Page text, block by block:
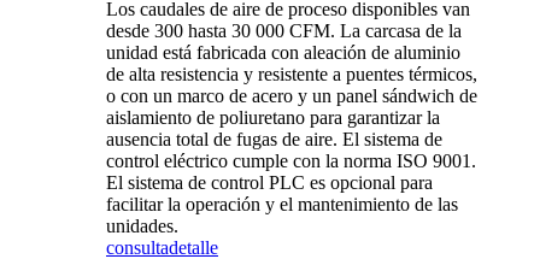
Los caudales de aire de proceso disponibles van
desde 300 hasta 30 000 CFM. La carcasa de la
unidad está fabricada con aleación de aluminio
de alta resistencia y resistente a puentes térmicos,
o con un marco de acero y un panel sándwich de
aislamiento de poliuretano para garantizar la
ausencia total de fugas de aire. El sistema de
control eléctrico cumple con la norma ISO 9001.
El sistema de control PLC es opcional para
facilitar la operación y el mantenimiento de las
unidades.
consultadetalle